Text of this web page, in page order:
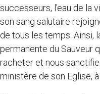
successeurs, l'eau de la
son sang salutaire
de tous les temps. Ainsi,
permanente du Sauveur
racheter et nous
ministère de son Eglise,